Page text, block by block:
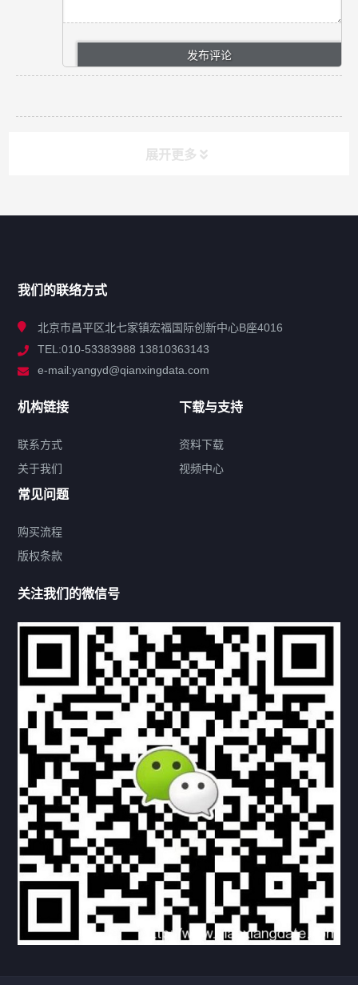
展开更多
解决方案
联系方式
热门标签
机构链接
联系方式 关于我们
下载与支持
资料下载 视频中心
常见问题
购买流程 版权条款
北京乾行捷通荣获阿里巴巴国际站多项年度荣誉，持续引
领ICT与AI行业发展
2025/12/22 525 新闻中心 信创服务器国产服务器
我们的联络方式
北京市昌平区北七家镇宏福国际创新中心B座4016
TEL:010-53383988 13810363143
e-mail:yangyd@qianxingdata.com
机构链接
联系方式
关于我们
下载与支持
资料下载
视频中心
常见问题
购买流程
版权条款
关注我们的微信号